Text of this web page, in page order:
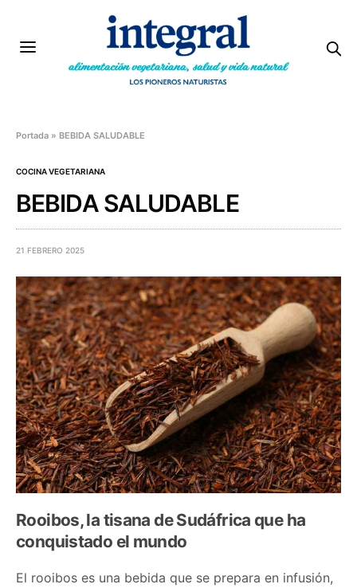
Portada » BEBIDA SALUDABLE
COCINA VEGETARIANA
BEBIDA SALUDABLE
21 FEBRERO 2025
Rooibos,la tisana de Sudáfrica que ha
conquistado el mundo
El rooibos es una bebida que se prepara en infusión,